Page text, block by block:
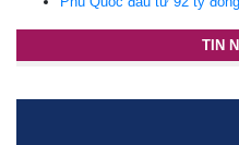
TIN